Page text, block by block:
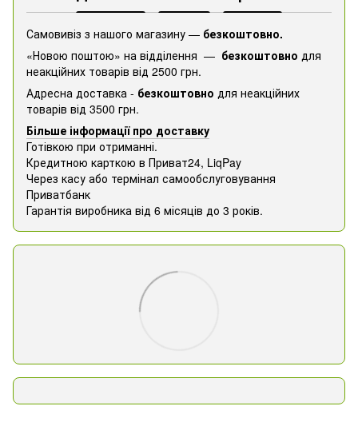
Самовивіз з нашого магазину — безкоштовно.
«Новою поштою» на відділення — безкоштовно для
неакційних товарів від 2500 грн.
Адресна доставка - безкоштовно для неакційних
товарів від 3500 грн.
Більше інформації про доставку
Готівкою при отриманні.
Кредитною карткою в Приват24, ​​LiqPay
Через касу або термінал самообслуговування
Приватбанк
Гарантія виробника від 6 місяців до 3 років.